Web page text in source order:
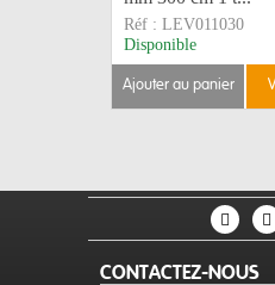
Réf : LEV011030
Disponible
ajouter au panier
CONTACTEZ-NOUS